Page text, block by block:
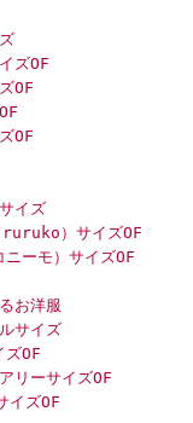
ズOF
OF
OF
イズ
ruruko）サイズOF
ーモ）サイズOF
お洋服
サイズ
ズOF
リーサイズOF
イズOF